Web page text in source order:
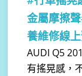
金屬摩擦
養維修線
AUDI Q5
有搖晃感，